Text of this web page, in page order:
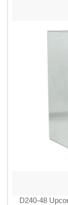
D240-48